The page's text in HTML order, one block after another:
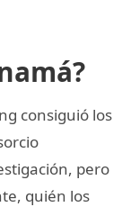
consiguió los
pero
quién los